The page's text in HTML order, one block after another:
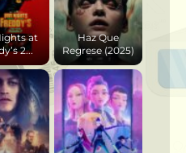
at
2...
Haz Que
Regrese (2025)